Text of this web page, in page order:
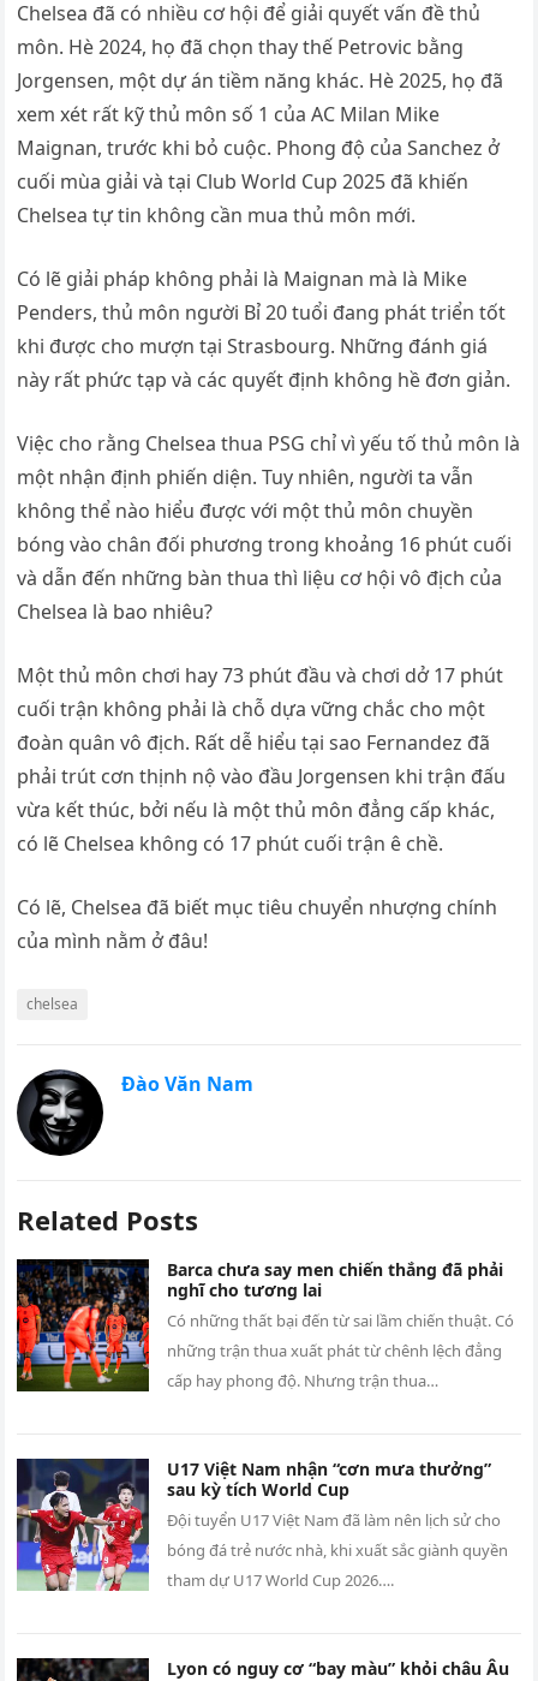
Chelsea đã có nhiều cơ hội để giải quyết vấn đề thủ
môn. Hè 2024, họ đã chọn thay thế Petrovic bằng
Jorgensen, một dự án tiềm năng khác. Hè 2025, họ đã
xem xét rất kỹ thủ môn số 1 của AC Milan Mike
Maignan, trước khi bỏ cuộc. Phong độ của Sanchez ở
cuối mùa giải và tại Club World Cup 2025 đã khiến
Chelsea tự tin không cần mua thủ môn mới.
Có lẽ giải pháp không phải là Maignan mà là Mike
Penders, thủ môn người Bỉ 20 tuổi đang phát triển tốt
khi được cho mượn tại Strasbourg. Những đánh giá
này rất phức tạp và các quyết định không hề đơn giản.
Việc cho rằng Chelsea thua PSG chỉ vì yếu tố thủ môn là
một nhận định phiến diện. Tuy nhiên, người ta vẫn
không thể nào hiểu được với một thủ môn chuyền
bóng vào chân đối phương trong khoảng 16 phút cuối
và dẫn đến những bàn thua thì liệu cơ hội vô địch của
Chelsea là bao nhiêu?
Một thủ môn chơi hay 73 phút đầu và chơi dở 17 phút
cuối trận không phải là chỗ dựa vững chắc cho một
đoàn quân vô địch. Rất dễ hiểu tại sao Fernandez đã
phải trút cơn thịnh nộ vào đầu Jorgensen khi trận đấu
vừa kết thúc, bởi nếu là một thủ môn đẳng cấp khác,
có lẽ Chelsea không có 17 phút cuối trận ê chề.
Có lẽ, Chelsea đã biết mục tiêu chuyển nhượng chính
của mình nằm ở đâu!
chelsea
Đào Văn Nam
Related Posts
Barca chưa say men chiến thắng đã phải
nghĩ cho tương lai
Có những thất bại đến từ sai lầm chiến thuật. Có
những trận thua xuất phát từ chênh lệch đẳng
cấp hay phong độ. Nhưng trận thua…
U17 Việt Nam nhận “cơn mưa thưởng”
sau kỳ tích World Cup
Đội tuyển U17 Việt Nam đã làm nên lịch sử cho
bóng đá trẻ nước nhà, khi xuất sắc giành quyền
tham dự U17 World Cup 2026….
Lyon có nguy cơ “bay màu” khỏi châu Âu